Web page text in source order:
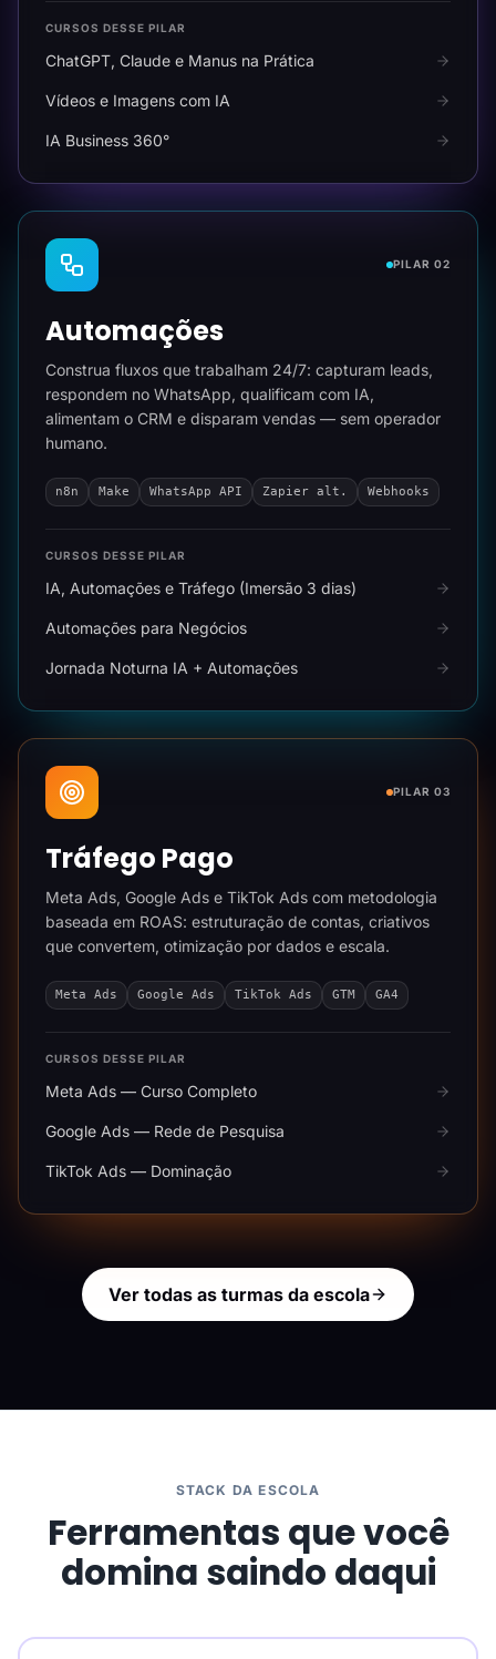
CURSOS DESSE PILAR
ChatGPT, Claude e Manus na Prática
Vídeos e Imagens com IA
IA Business 360°
PILAR 02
Automações
Construa fluxos que trabalham 24/7: capturam leads,
respondem no WhatsApp, qualificam com IA,
alimentam o CRM e disparam vendas — sem operador
humano.
n8n Make WhatsApp API Zapier alt. Webhooks
CURSOS DESSE PILAR
IA, Automações e Tráfego (Imersão 3 dias)
Automações para Negócios
Jornada Noturna IA + Automações
PILAR 03
Tráfego Pago
Meta Ads, Google Ads e TikTok Ads com metodologia
baseada em ROAS: estruturação de contas, criativos
que convertem, otimização por dados e escala.
Meta Ads Google Ads TikTok Ads GTM GA4
CURSOS DESSE PILAR
Meta Ads — Curso Completo
Google Ads — Rede de Pesquisa
TikTok Ads — Dominação
Ver todas as turmas da escola
STACK DA ESCOLA
Ferramentas que você
domina saindo daqui